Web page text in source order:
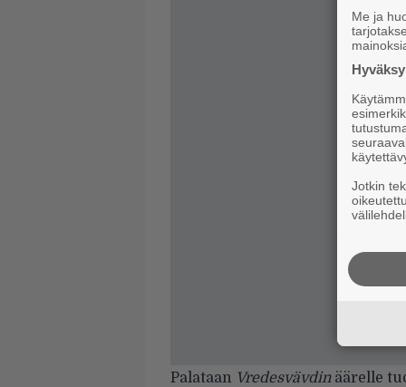
Palataan Vredesvävdinäärelle
Me ja
Jotkin